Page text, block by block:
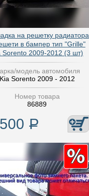
на решетку радиатора
в бампер тип "Grille"
Sorento 2009-2012 (3 шт)
модель автомобиля
Kia Sorento 2009 - 2012
Номер товара
86889
Р